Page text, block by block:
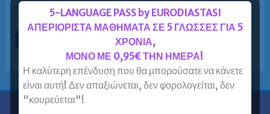
που θα […]
δικό
σου
ρυθμό»
ή
με
5-LANGUAGE PASS by EURODIASTASI
ΑΠΕΡΙΟΡΙΣΤΑ ΜΑΘΗΜΑΤΑ ΣΕ 5 ΓΛΩΣΣΕΣ ΓΙΑ 5
ΧΡΟΝΙΑ,
ΜΟΝΟ ΜΕ 0,95€ ΤΗΝ ΗΜΕΡΑ!
Η καλύτερη επένδυση που θα μπορούσατε να κάνετε
είναι αυτή! Δεν απαξιώνεται, δεν φορολογείται, δεν
"κουρεύεται"!